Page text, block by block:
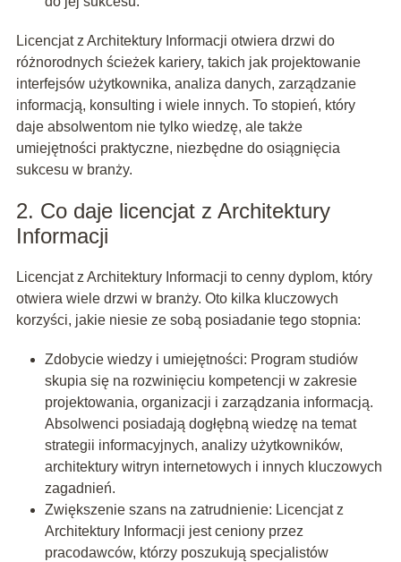
Licencjat z Architektury Informacji otwiera drzwi do
różnorodnych ścieżek kariery, takich jak projektowanie
interfejsów użytkownika, analiza danych, zarządzanie
informacją, konsulting i wiele innych. To stopień, który
daje absolwentom nie tylko wiedzę, ale także
umiejętności praktyczne, niezbędne do osiągnięcia
sukcesu w branży.
2. Co daje licencjat z Architektury
Informacji
Licencjat z Architektury Informacji to cenny dyplom, który
otwiera wiele drzwi w branży. Oto kilka kluczowych
korzyści, jakie niesie ze sobą posiadanie tego stopnia:
Zdobycie wiedzy i umiejętności: Program studiów
skupia się na rozwinięciu kompetencji w zakresie
projektowania, organizacji i zarządzania informacją.
Absolwenci posiadają dogłębną wiedzę na temat
strategii informacyjnych, analizy użytkowników,
architektury witryn internetowych i innych kluczowych
zagadnień.
Zwiększenie szans na zatrudnienie: Licencjat z
Architektury Informacji jest ceniony przez
pracodawców, którzy poszukują specjalistów